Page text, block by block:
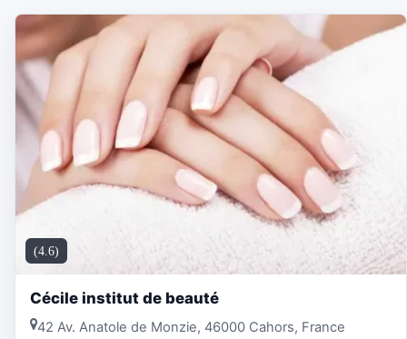
(4.6)
Cécile institut de beauté
42 Av. Anatole de Monzie, 46000 Cahors, France